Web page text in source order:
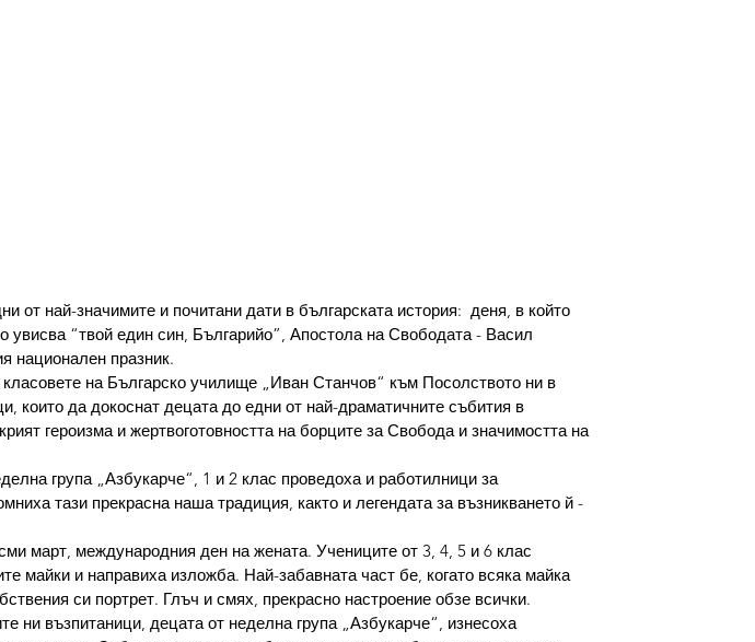
от най-значимите и почитани дати в българската история:  деня, в който
увисва “твой един син, Българийо”, Апостола на Свободата - Васил
национален празник.
на Българско училище „Иван Станчов“ към Посолството ни в
които да докоснат децата до едни от най-драматичните събития в
героизма и жертвоготовността на борците за Свобода и значимостта на
група „Азбукарче“, 1 и 2 клас проведоха и работилници за
тази прекрасна наша традиция, както и легендата за възникването й -
март, международния ден на жената. Учениците от 3, 4, 5 и 6 клас
майки и направиха изложба. Най-забавната част бе, когато всяка майка
си портрет. Глъч и смях, прекрасно настроение обзе всички.
ни възпитаници, децата от неделна група „Азбукарче“, изнесоха